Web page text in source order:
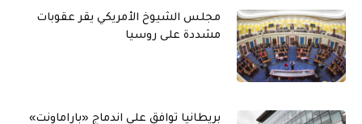
مجلس الشيوخ الأمريكي يقر عقوبات
مشددة على روسيا
بريطانيا توافق على اندماج «باراماونت»